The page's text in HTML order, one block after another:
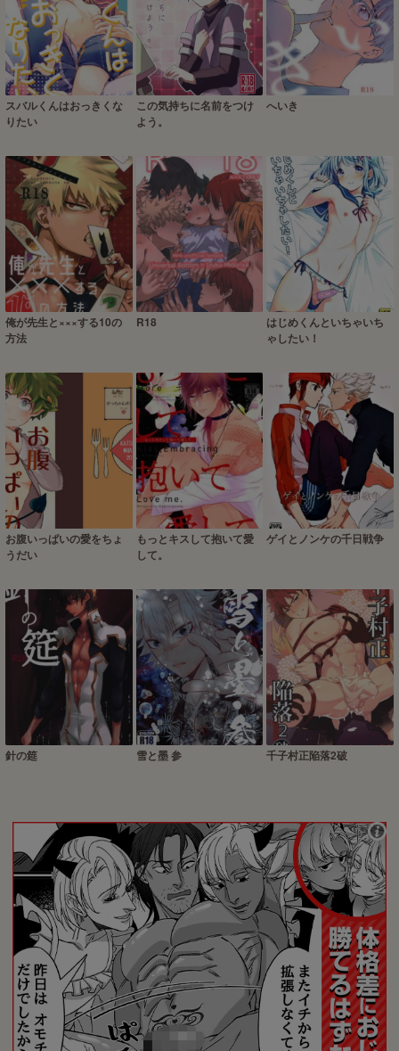
スバルくんはおっきくな
りたい
この気持ちに名前をつけ
よう。
へいき
俺が先生と×××する10の
方法
R18
はじめくんといちゃいち
ゃしたい！
お腹いっぱいの愛をちょ
うだい
もっとキスして抱いて愛
して。
ゲイとノンケの千日戦争
針の筵 雪と墨 参 千子村正陥落2破